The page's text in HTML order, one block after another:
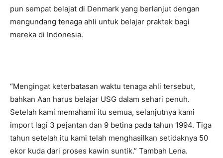
pun sempat belajat di Denmark yang berlanjut dengan
mengundang tenaga ahli untuk belajar praktek bagi
mereka di Indonesia.
“Mengingat keterbatasan waktu tenaga ahli tersebut,
bahkan Aan harus belajar USG dalam sehari penuh.
Setelah kami memahami itu semua, selanjutnya kami
import lagi 3 pejantan dan 9 betina pada tahun 1994. Tiga
tahun setelah itu kami telah menghasilkan setidaknya 50
ekor kuda dari proses kawin suntik.” Tambah Lena.